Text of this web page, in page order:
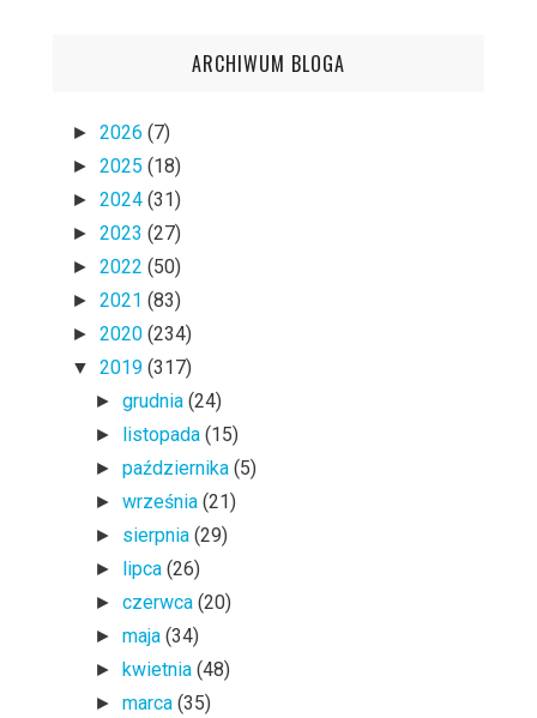
ARCHIWUM BLOGA
► 2026 (7)
► 2025 (18)
► 2024 (31)
► 2023 (27)
► 2022 (50)
► 2021 (83)
► 2020 (234)
▼ 2019 (317)
►grudnia(24)
► listopada(15)
►października(5)
►września(21)
► sierpnia(29)
► lipca(26)
►czerwca(20)
►maja(34)
► kwietnia(48)
►marca(35)